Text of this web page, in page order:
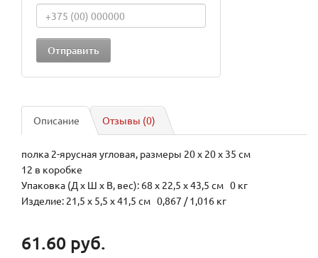
Описание Отзывы (0)
полка 2-ярусная угловая, размеры 20 х 20 х 35 см
12 в коробке
Упаковка (Д х Ш х В, вес): 68 x 22,5 x 43,5 см 0 кг
Изделие: 21,5 x 5,5 x 41,5 см 0,867 / 1,016 кг
61.60 руб.